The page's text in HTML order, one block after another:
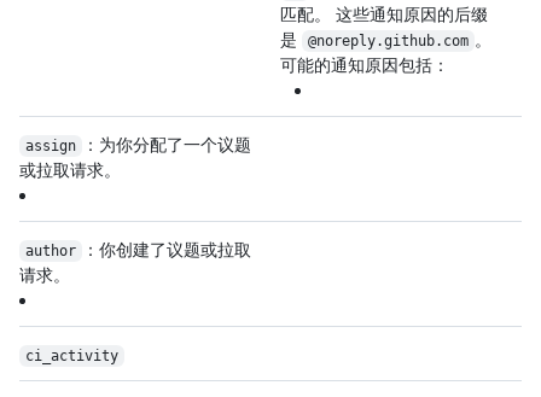
匹配。 这些通知原因的后缀
是
@noreply.github.com 。
可能的通知原因包括：
assign
：为你分配了一个议题
或拉取请求。
author
：你创建了议题或拉取
请求。
ci_activity